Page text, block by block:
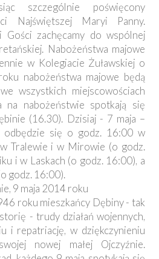
szczególnie poświęcony
Najświętszej Maryi Panny.
zachęcamy do wspólnej
Nabożeństwa majowe
w Kolegiacie Żuławskiej o
nabożeństwa majowe będą
wszystkich miejscowościach
na nabożeństwie spotkają się
(16.30). Dzisiaj - 7 maja –
odbędzie się o godz. 16:00 w
Tralewie i w Mirowie (o godz.
i w Laskach (o godz. 16:00), a
godz. 16:00).
9 maja 2014 roku
roku mieszkańcy Dębiny - tak
- trudy działań wojennych,
i repatriację, w dziękczynieniu
nowej małej Ojczyźnie.